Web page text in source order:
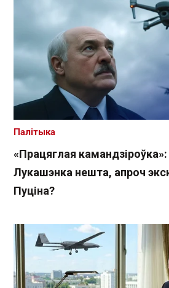
«Працяглая
Лукашэнка нешта, апроч
Пуціна?
Палітыка